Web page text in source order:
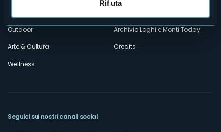
Rifiuta
Outdoor
Arte & Cultura
Wellness
Archivio Laghi e Monti Today
Credits
Seguici sui nostri canali social